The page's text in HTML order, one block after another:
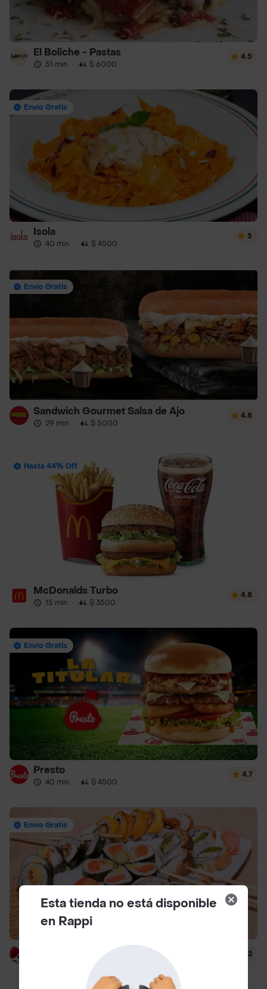
El Boliche - Pastas
51 min · $ 6000
4.5
Envío Gratis
Isola
40 min · $ 4500
5
Envío Gratis
Sandwich Gourmet Salsa de Ajo
29 min · $ 5000
4.8
Hasta 44% Off
McDonalds Turbo
15 min · $ 3500
4.8
Envío Gratis
Presto
40 min · $ 4500
4.7
Envío Gratis
$ 6500
4.2
Esta tienda no está disponible
en Rappi